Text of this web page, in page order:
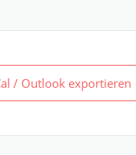
/ Outlook exportieren